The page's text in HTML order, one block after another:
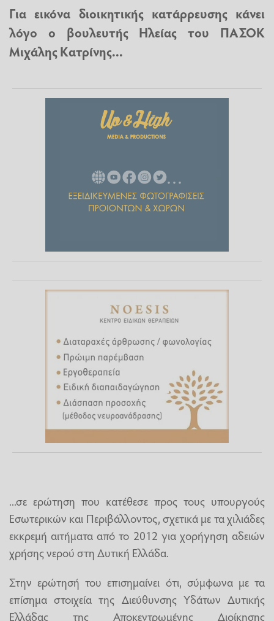
Για εικόνα διοικητικής κατάρρευσης κάνει
λόγο ο βουλευτής Ηλείας του ΠΑΣΟΚ
Μιχάλης Κατρίνης...
...σε ερώτηση που κατέθεσε προς τους υπουργούς
Εσωτερικών και Περιβάλλοντος, σχετικά με τα χιλιάδες
εκκρεμή αιτήματα από το 2012 για χορήγηση αδειών
χρήσης νερού στη Δυτική Ελλάδα.
Στην ερώτησή του επισημαίνει ότι, σύμφωνα με τα
επίσημα στοιχεία της Διεύθυνσης Υδάτων Δυτικής
Ελλάδας της Αποκεντρωμένης Διοίκησης